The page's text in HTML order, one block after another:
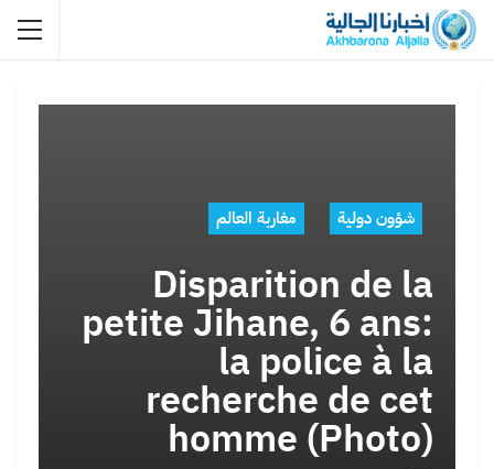
شؤون دولية مغاربة العالم
Disparition de la
petite Jihane, 6 ans:
la police à la
recherche de cet
homme (Photo)